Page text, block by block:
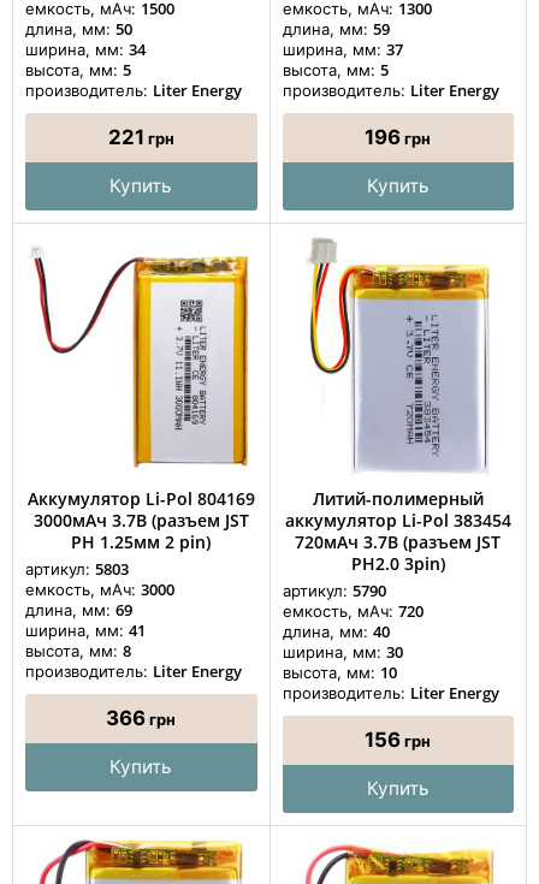
емкость, мАч: 1500
длина, мм: 50
ширина, мм: 34
высота, мм: 5
производитель: Liter Energy
221 грн
Купить
емкость, мАч: 1300
длина, мм: 59
ширина, мм: 37
высота, мм: 5
производитель: Liter Energy
196грн
Купить
Аккумулятор Li-Pol 804169
3000мАч 3.7В (разъем JST
PH 1.25мм 2 pin)
артикул: 5803
емкость, мАч: 3000
длина, мм: 69
ширина, мм: 41
высота, мм: 8
производитель: Liter Energy
366грн
Купить
Литий-полимерный
аккумулятор Li-Pol 383454
720мАч 3.7В (разъем JST
PH2.0 3pin)
артикул: 5790
емкость, мАч: 720
длина, мм: 40
ширина, мм: 30
высота, мм: 10
производитель: Liter Energy
156грн
Купить